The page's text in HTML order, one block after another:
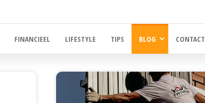
FINANCIEEL LIFESTYLE TIPS BLOG CONTACT